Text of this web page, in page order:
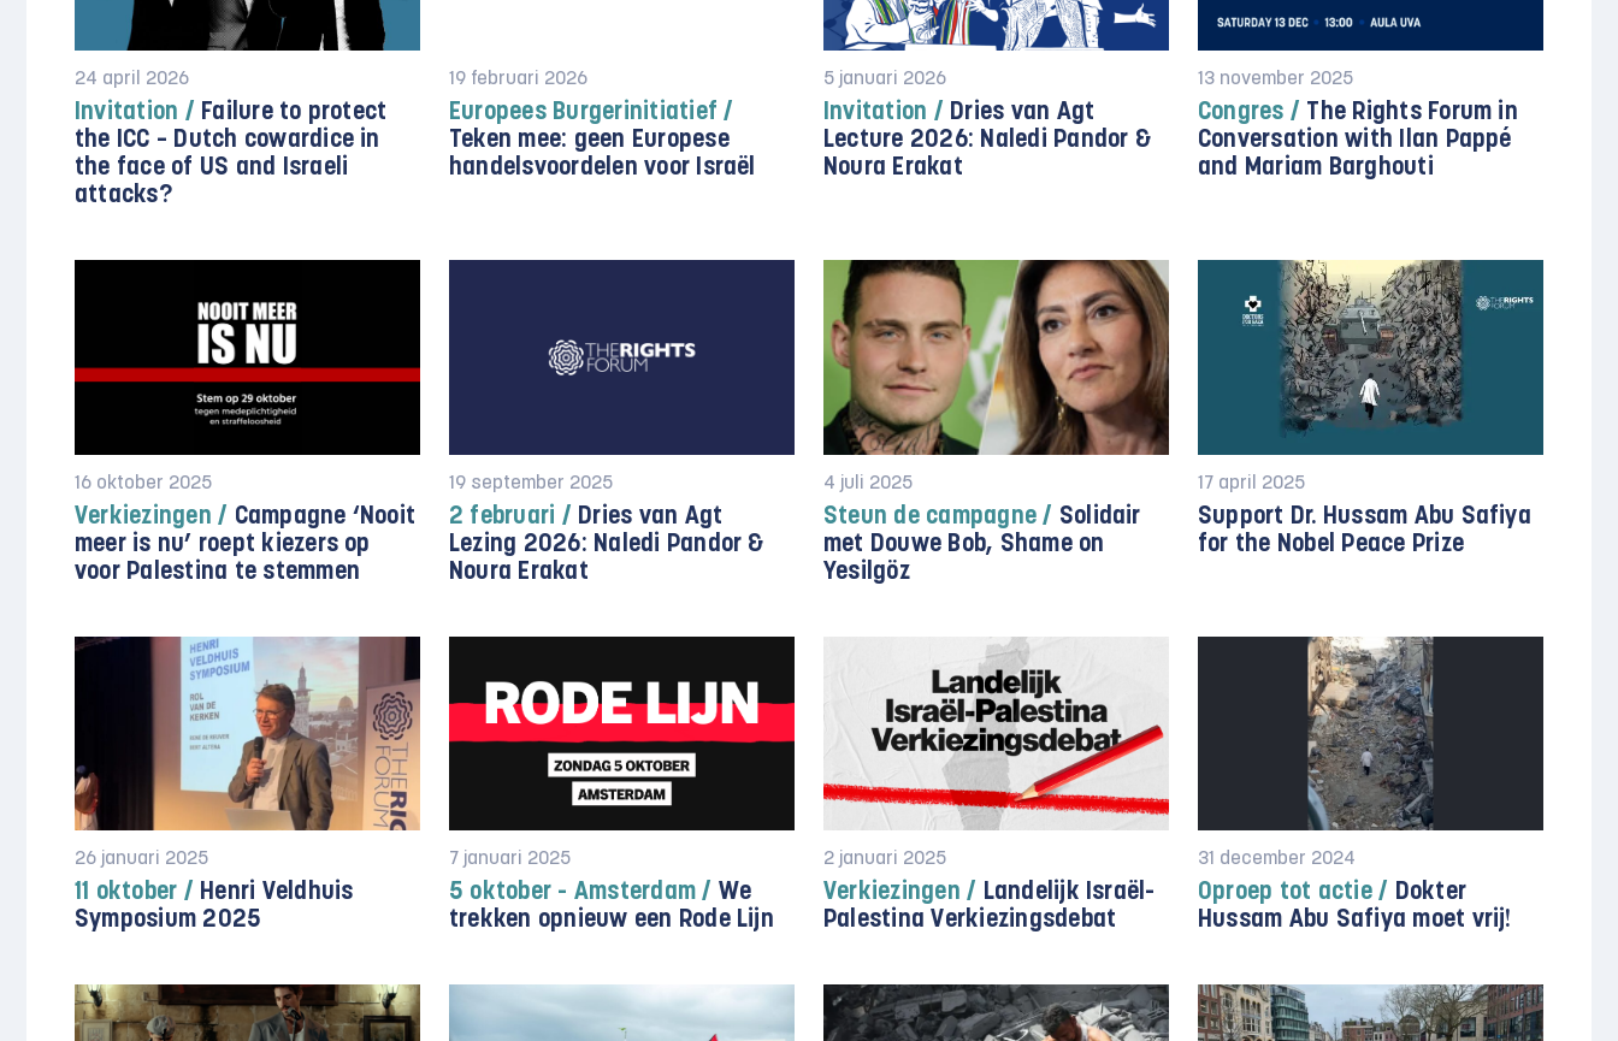
24 april 2026
Invitation / Failure to protect
the ICC – Dutch cowardice in
the face of US and Israeli
attacks?
19 februari 2026
Europees Burgerinitiatief /
Teken mee: geen Europese
handelsvoordelen voor Israël
5 januari 2026
Invitation / Dries van Agt
Lecture 2026: Naledi Pandor &
Noura Erakat
13 november 2025
Congres / The Rights Forum in
Conversation with Ilan Pappé
and Mariam Barghouti
16 oktober 2025
Verkiezingen / Campagne ‘Nooit
meer is nu’ roept kiezers op
voor Palestina te stemmen
19 september 2025
2 februari / Dries van Agt
Lezing 2026: Naledi Pandor &
Noura Erakat
4 juli 2025
Steun de campagne / Solidair
met Douwe Bob, Shame on
Yesilgöz
17 april 2025
Support Dr. Hussam Abu Safiya
for the Nobel Peace Prize
26 januari 2025
11 oktober / Henri Veldhuis
Symposium 2025
7 januari 2025
5 oktober - Amsterdam / We
trekken opnieuw een Rode Lijn
2 januari 2025
Verkiezingen / Landelijk Israël-
Palestina Verkiezingsdebat
31 december 2024
Oproep tot actie / Dokter
Hussam Abu Safiya moet vrij!